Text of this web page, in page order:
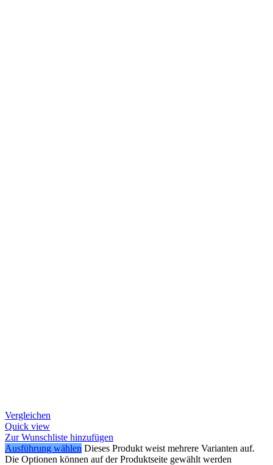
Vergleichen
Quick view
Zur Wunschliste hinzufügen
Ausführung wählen Dieses Produkt weist mehrere Varianten auf.
Die Optionen können auf der Produktseite gewählt werden